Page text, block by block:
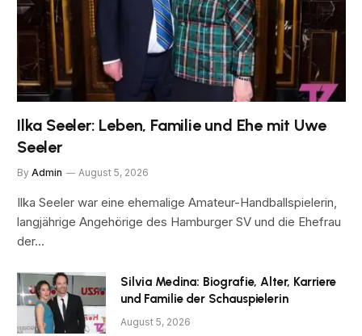
Ilka Seeler: Leben, Familie und Ehe mit Uwe
Seeler
By Admin August 5, 2026
Ilka Seeler war eine ehemalige Amateur-Handballspielerin,
langjährige Angehörige des Hamburger SV und die Ehefrau
der…
Silvia Medina: Biografie, Alter, Karriere
und Familie der Schauspielerin
August 5, 2026